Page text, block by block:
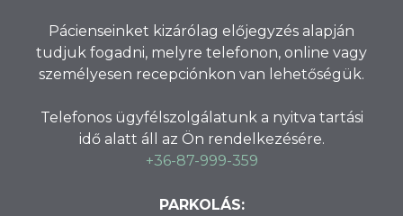
Pácienseinket kizárólag előjegyzés alapján
tudjuk fogadni, melyre telefonon, online vagy
személyesen recepciónkon van lehetőségük.
Telefonos ügyfélszolgálatunk a nyitva tartási
idő alatt áll az Ön rendelkezésére.
+36-87-999-359
PARKOLÁS: